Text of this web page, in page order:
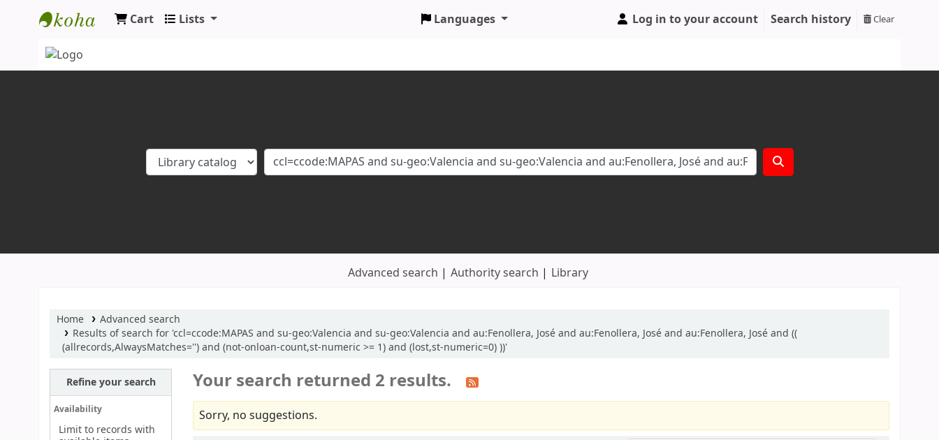
Koha online
Cart Lists Languages Log in to your account Search history Clear
Advanced search Authority search Library
Home
Advanced search
Results of search for 'ccl=ccode:MAPAS and su-geo:Valencia and su-geo:Valencia and au:Fenollera, José and au:Fenollera, José and au:Fenollera, José and ((
(allrecords,AlwaysMatches='') and (not-onloan-count,st-numeric >= 1) and (lost,st-numeric=0) ))'
Refine your search
Availability
Limit to records with
Your search returned 2 results.
Sorry, no suggestions.